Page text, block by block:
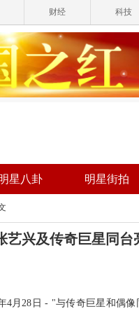
财经 科技
星八卦 明星街拍
艺兴及传奇巨星同台
4月28日 - "与传奇巨星和偶